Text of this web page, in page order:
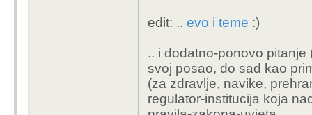
edit: .. evo i teme :)
.. i dodatno-ponovo
svoj posao, do sad kao
(za zdravlje, navike,
regulator-institucija koja